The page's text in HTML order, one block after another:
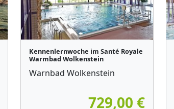
Kennenlernwoche im Santé Royale
Warmbad Wolkenstein
Warnbad Wolkenstein
729,00 €